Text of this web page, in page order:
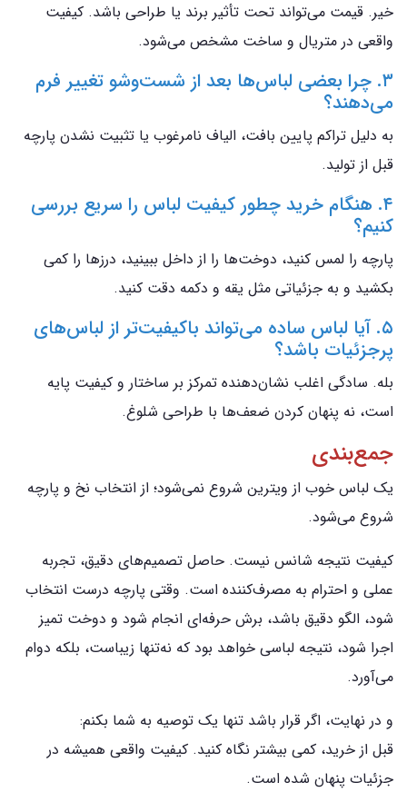
خیر. قیمت می‌تواند تحت تأثیر برند یا طراحی باشد. کیفیت
واقعی در متریال و ساخت مشخص می‌شود.
۳. چرا بعضی لباس‌ها بعد از شست‌وشو تغییر فرم
می‌دهند؟
به دلیل تراکم پایین بافت، الیاف نامرغوب یا تثبیت نشدن پارچه
قبل از تولید.
۴. هنگام خرید چطور کیفیت لباس را سریع بررسی
کنیم؟
پارچه را لمس کنید، دوخت‌ها را از داخل ببینید، درزها را کمی
بکشید و به جزئیاتی مثل یقه و دکمه دقت کنید.
۵. آیا لباس ساده می‌تواند باکیفیت‌تر از لباس‌های
پرجزئیات باشد؟
بله. سادگی اغلب نشان‌دهنده تمرکز بر ساختار و کیفیت پایه
است، نه پنهان کردن ضعف‌ها با طراحی شلوغ.
جمع‌بندی
یک لباس خوب از ویترین شروع نمی‌شود؛ از انتخاب نخ و پارچه
شروع می‌شود.
کیفیت نتیجه شانس نیست. حاصل تصمیم‌های دقیق، تجربه
عملی و احترام به مصرف‌کننده است. وقتی پارچه درست انتخاب
شود، الگو دقیق باشد، برش حرفه‌ای انجام شود و دوخت تمیز
اجرا شود، نتیجه لباسی خواهد بود که نه‌تنها زیباست، بلکه دوام
می‌آورد.
و در نهایت، اگر قرار باشد تنها یک توصیه به شما بکنم:
قبل از خرید، کمی بیشتر نگاه کنید. کیفیت واقعی همیشه در
جزئیات پنهان شده است.